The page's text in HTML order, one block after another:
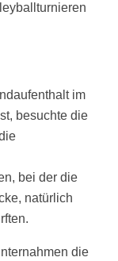
im
besuchte die
bei der die
natürlich
die